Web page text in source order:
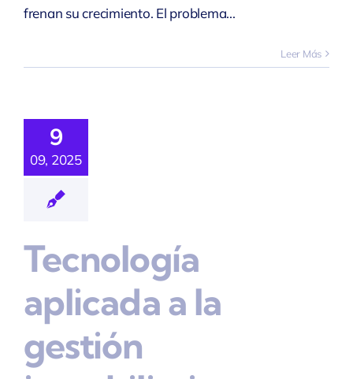
frenan su crecimiento. El problema...
Leer Más
9
09, 2025
Tecnología
aplicada a la
gestión